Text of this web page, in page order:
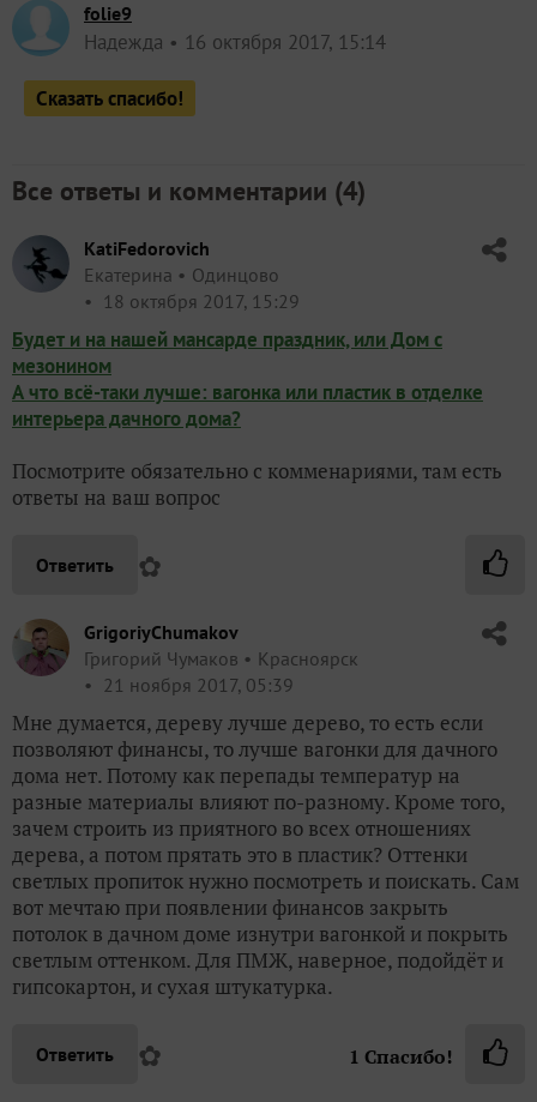
folie9
Надежда 16 октября 2017, 15:14
Сказать спасибо!
Все ответы и комментарии (4)
KatiFedorovich
Екатерина
Одинцово
18 октября 2017, 15:29
Будет и на нашей мансарде праздник, или Дом с
мезонином
А что всё-таки лучше: вагонка или пластик в отделке
интерьера дачного дома?
Посмотрите обязательно с комменариями, там есть
ответы на ваш вопрос
Ответить ✿
GrigoriyChumakov
Григорий Чумаков
Красноярск
21 ноября 2017, 05:39
Мне думается, дереву лучше дерево, то есть если
позволяют финансы, то лучше вагонки для дачного
дома нет. Потому как перепады температур на
разные материалы влияют по-разному. Кроме того,
зачем строить из приятного во всех отношениях
дерева, а потом прятать это в пластик? Оттенки
светлых пропиток нужно посмотреть и поискать. Сам
вот мечтаю при появлении финансов закрыть
потолок в дачном доме изнутри вагонкой и покрыть
светлым оттенком. Для ПМЖ, наверное, подойдёт и
гипсокартон, и сухая штукатурка.
Ответить ✿ 1 Спасибо!